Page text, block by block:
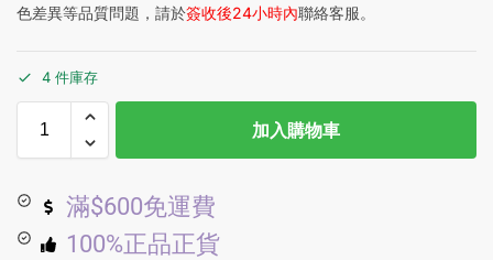
色差異等品質問題，請於簽收後24小時內聯絡客服。
4 件庫存
加入購物車
滿$600免運費
100%正品正貨